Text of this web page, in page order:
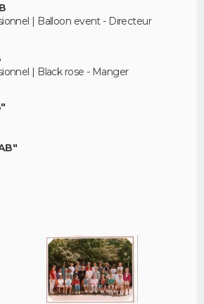
| Balloon event - Directeur
| Black rose - Manger